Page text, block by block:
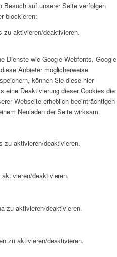
Besuch auf unserer Seite verfolgen
blockieren:
zu aktivieren/deaktivieren.
Dienste wie Google Webfonts, Google
Anbieter möglicherweise
können Sie diese hier
eine Deaktivierung dieser Cookies die
Webseite erheblich beeinträchtigen
Neuladen der Seite wirksam.
zu aktivieren/deaktivieren.
deaktivieren.
zu aktivieren/deaktivieren.
zu aktivieren/deaktivieren.